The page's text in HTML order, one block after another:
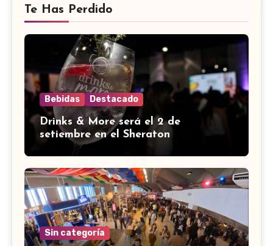
Te Has Perdido
Bebidas Destacado
Drinks & More será el 2 de
setiembre en el Sheraton
Sin categoría